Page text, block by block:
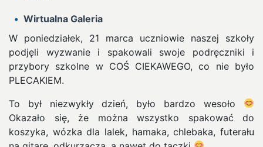
Wirtualna Galeria
W poniedziałek, 21 marca uczniowie naszej szkoły
podjęli wyzwanie i spakowali swoje podręczniki i
przybory szkolne w COŚ CIEKAWEGO, co nie było
PLECAKIEM.
To był niezwykły dzień, było bardzo wesoło
Okazało się, że można wszystko spakować do
koszyka, wózka dla lalek, hamaka, chlebaka, futerału